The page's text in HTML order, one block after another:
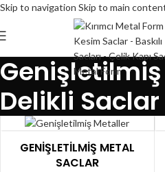
Skip to navigation Skip to main
Delikli Saclar
GENIŞLETILMIŞ METAL
SACLAR